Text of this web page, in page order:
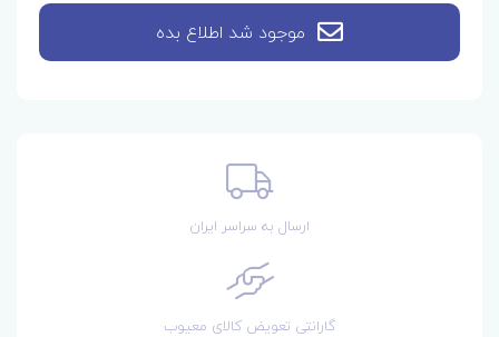
موجود شد اطلاع بده
ارسال به سراسر ایران
گارانتی تعویض کالای معیوب